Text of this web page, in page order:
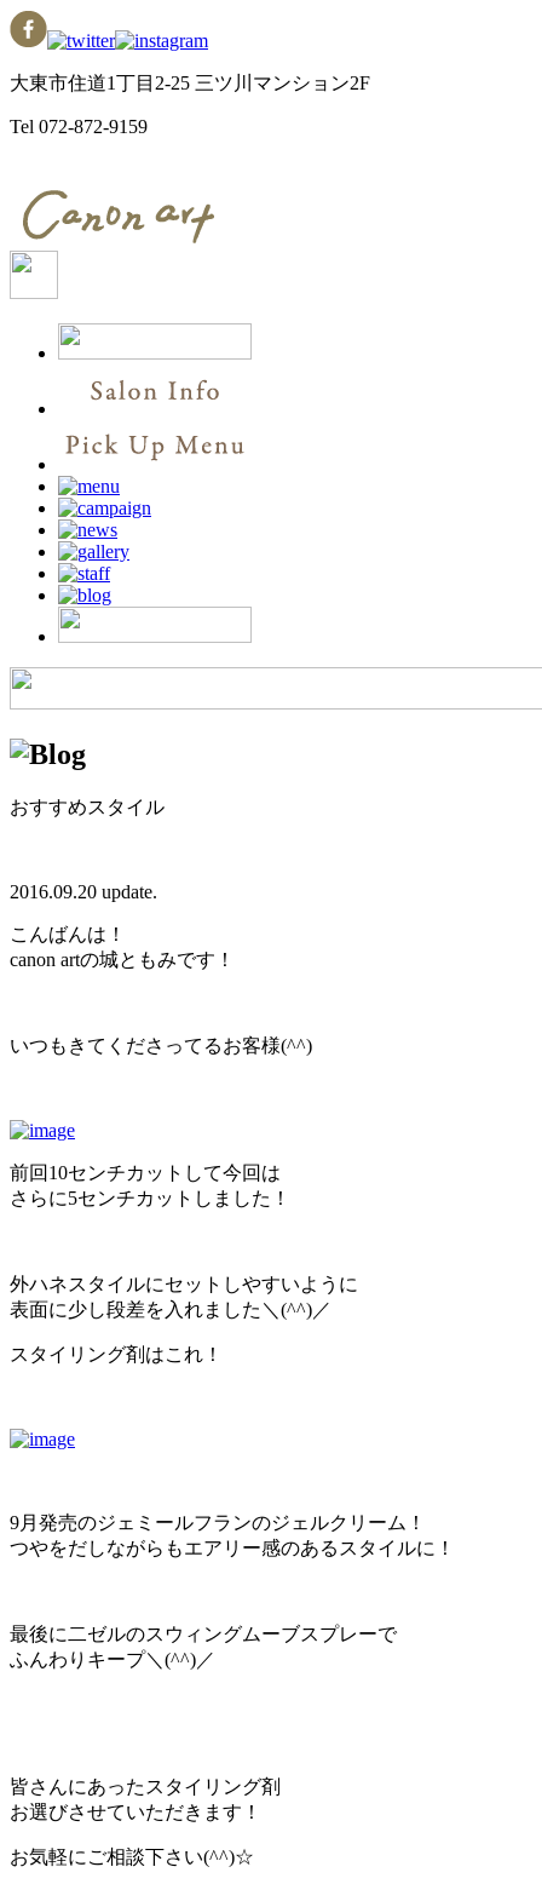
大東市住道1丁目2-25 三ツ川マンション2F
Tel 072-872-9159
おすすめスタイル
2016.09.20 update.
こんばんは！
canon artの城ともみです！
いつもきてくださってるお客様(^^)
前回10センチカットして今回は
さらに5センチカットしました！
外ハネスタイルにセットしやすいように
表面に少し段差を入れました＼(^^)／
スタイリング剤はこれ！
9月発売のジェミールフランのジェルクリーム！
つやをだしながらもエアリー感のあるスタイルに！
最後に二ゼルのスウィングムーブスプレーで
ふんわりキープ＼(^^)／
皆さんにあったスタイリング剤
お選びさせていただきます！
お気軽にご相談下さい(^^)☆